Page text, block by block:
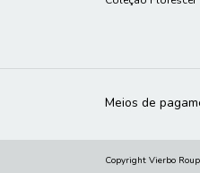
Meios de
Copyright Vierbo